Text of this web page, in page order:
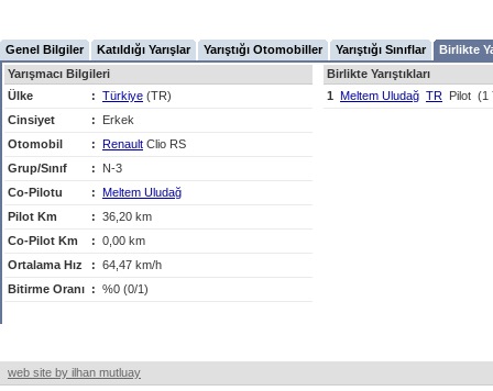
Genel Bilgiler Katıldığı Yarışlar Yarıştığı Otomobiller Yarıştığı Sınıflar
Birlikte
Yarışmacı Bilgileri
Ülke
: Türkiye (TR)
Cinsiyet
:
Erkek
Otomobil
: Renault Clio RS
Grup/Sınıf
:
N-3
Co-Pilotu
: Meltem Uludağ
Pilot Km
: 36,20 km
Co-Pilot Km
: 0,00 km
Ortalama Hız
: 64,47 km/h
Bitirme Oranı : %0 (0/1)
Birlikte Yarıştıkları
1 Meltem Uludağ TR Pilot (1
web site by ilhan mutluay